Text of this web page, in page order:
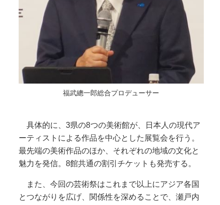
福武總一郎総合プロデューサー
具体的に、3県の8つの美術館が、日本人の現代ア
ーティストによる作品を中心とした展覧会を行う。
最先端の美術作品のほか、それぞれの地域の文化と
魅力を発信。8館共通の割引チケットも発売する。
また、今回の芸術祭はこれまで以上にアジア各国
とつながりを広げ、関係性を深めることで、瀬戸内